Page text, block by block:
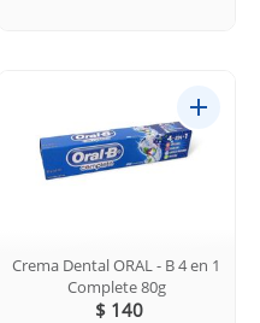
Crema Dental ORAL - B 4 en 1
Complete 80g
$ 140